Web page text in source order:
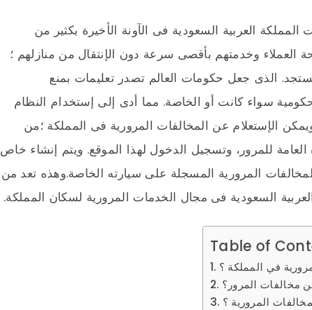
المملكة العربية السعودية فى الآونة الأخيرة بكثير من
العملاء وخدمتهم بأقصى سرعة دون الإنتقال من منازلهم ؛
الذى جعل حكومات العالم تصدر تعليمات بمنع
سواء كانت أو الخاصة. مما أدى إلى إستخدام النظام
الإستعلام عن المخالفات المرورية فى المملكة ؛من
العامة للمرور، وتسجيل الدخول لهذا الموقع. ويتم إنشاء خاص
المرورية المسجلة على سيارته الخاصة.وهذه تعد من
السعودية فى مجال الخدمات المرورية لسكان المملكة.
Table of
في المملكة ؟
مخالفات المرور؟
المرورية ؟